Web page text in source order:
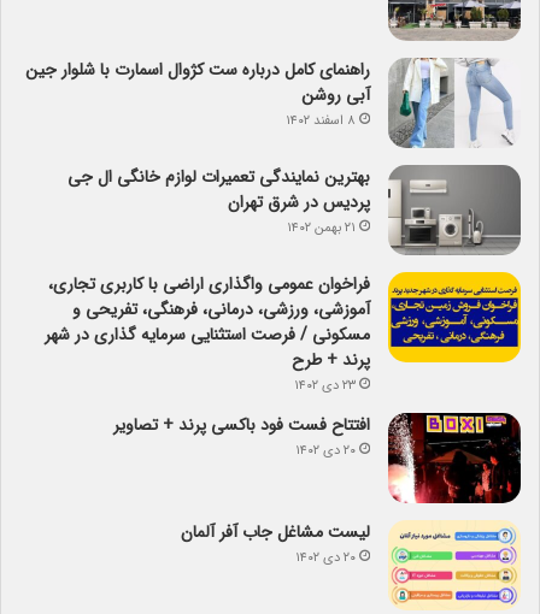
راهنمای کامل درباره ست کژوال اسمارت با شلوار جین
آبی روشن
۸ اسفند ۱۴۰۲
بهترین نمایندگی تعمیرات لوازم خانگی ال جی
پردیس در شرق تهران
۲۱ بهمن ۱۴۰۲
فراخوان عمومی واگذاری اراضی با کاربری تجاری،
آموزشی، ورزشی، درمانی، فرهنگی، تفریحی و
مسکونی / فرصت استثنایی سرمایه گذاری در شهر
پرند + طرح
۲۳ دی ۱۴۰۲
افتتاح فست فود باکسی پرند + تصاویر
۲۰ دی ۱۴۰۲
لیست مشاغل جاب آفر آلمان
۲۰ دی ۱۴۰۲